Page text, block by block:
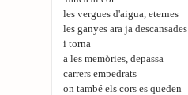
les vergues d'aigua, eternes
les ganyes ara ja descansades
i torna
a les memòries, depassa
carrers empedrats
on també els cors es queden